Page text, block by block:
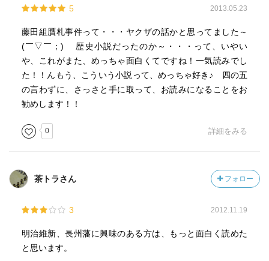
5 2013.05.23
藤田組贋札事件って・・・ヤクザの話かと思ってました～
(￣▽￣；) 歴史小説だったのか～・・・って、いやい
や、これがまた、めっちゃ面白くてですね！一気読みでし
た！！んもう、こういう小説って、めっちゃ好き♪ 四の五
の言わずに、さっさと手に取って、お読みになることをお
勧めします！！
0 詳細をみる
茶トラさん フォロー
3 2012.11.19
明治維新、長州藩に興味のある方は、もっと面白く読めた
と思います。